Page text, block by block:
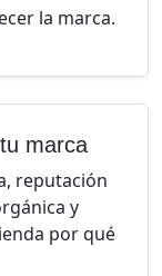
la marca.
marca
reputación
y
por qué